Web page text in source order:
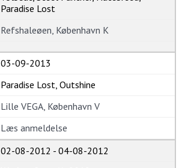
Paradise Lost
Refshaleøen, København K
03-09-2013
Paradise Lost, Outshine
Lille VEGA, København V
Læs anmeldelse
02-08-2012 -04-08-2012